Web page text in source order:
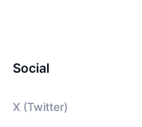
Social
X (Twitter)